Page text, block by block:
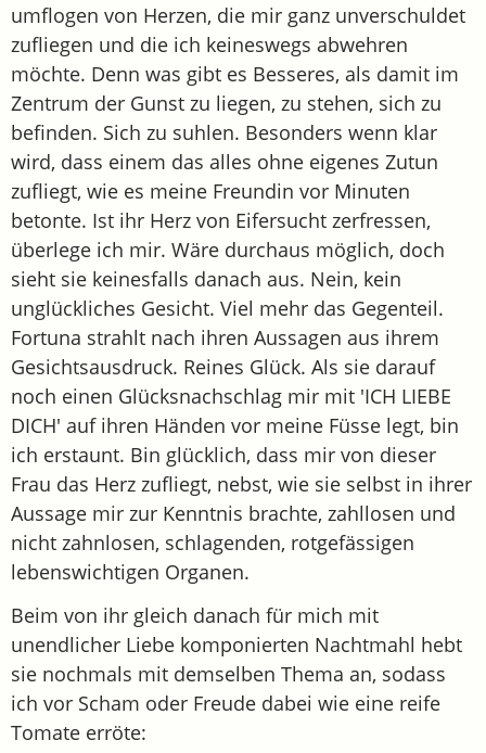
umflogen von Herzen, die mir ganz unverschuldet
zufliegen und die ich keineswegs abwehren
möchte. Denn was gibt es Besseres, als damit im
Zentrum der Gunst zu liegen, zu stehen, sich zu
befinden. Sich zu suhlen. Besonders wenn klar
wird, dass einem das alles ohne eigenes Zutun
zufliegt, wie es meine Freundin vor Minuten
betonte. Ist ihr Herz von Eifersucht zerfressen,
überlege ich mir. Wäre durchaus möglich, doch
sieht sie keinesfalls danach aus. Nein, kein
unglückliches Gesicht. Viel mehr das Gegenteil.
Fortuna strahlt nach ihren Aussagen aus ihrem
Gesichtsausdruck. Reines Glück. Als sie darauf
noch einen Glücksnachschlag mir mit 'ICH LIEBE
DICH' auf ihren Händen vor meine Füsse legt, bin
ich erstaunt. Bin glücklich, dass mir von dieser
Frau das Herz zufliegt, nebst, wie sie selbst in ihrer
Aussage mir zur Kenntnis brachte, zahllosen und
nicht zahnlosen, schlagenden, rotgefässigen
lebenswichtigen Organen.
Beim von ihr gleich danach für mich mit
unendlicher Liebe komponierten Nachtmahl hebt
sie nochmals mit demselben Thema an, sodass
ich vor Scham oder Freude dabei wie eine reife
Tomate erröte: